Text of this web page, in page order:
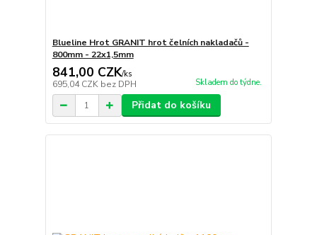
Blueline Hrot GRANIT hrot čelních nakladačů -
800mm - 22x1,5mm
841,00 CZK/ks
695,04 CZK bez DPH Skladem do týdne.
Přidat do košíku